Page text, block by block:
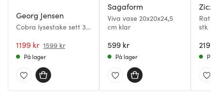
Georg Jensen
Cobra lysestake sett 3
1199 kr 1599 kr
På lager
Sagaform
Viva vase 20x20x24,5
cm klar
599 kr
På lager
stk
219
På